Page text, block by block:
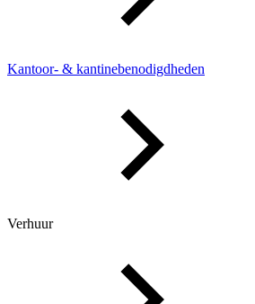
Kantoor- & kantinebenodigdheden
Verhuur